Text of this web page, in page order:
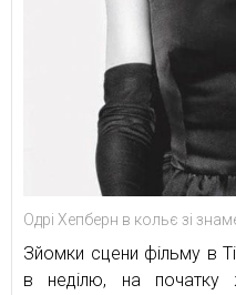
Одрі Хепберн в кольє зі
Зйомки сцени фільму в
в неділю, на